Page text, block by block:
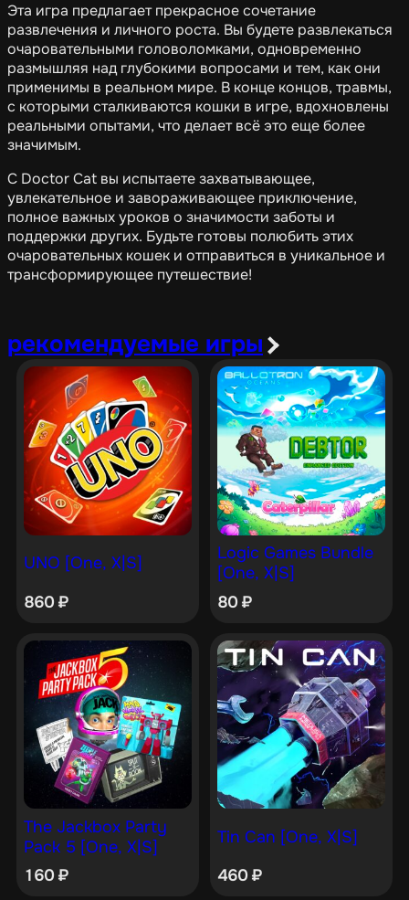
Эта игра предлагает прекрасное сочетание
развлечения и личного роста. Вы будете развлекаться
очаровательными головоломками, одновременно
размышляя над глубокими вопросами и тем, как они
применимы в реальном мире. В конце концов, травмы,
с которыми сталкиваются кошки в игре, вдохновлены
реальными опытами, что делает всё это еще более
значимым.
С Doctor Cat вы испытаете захватывающее,
увлекательное и завораживающее приключение,
полное важных уроков о значимости заботы и
поддержки других. Будьте готовы полюбить этих
очаровательных кошек и отправиться в уникальное и
трансформирующее путешествие!
рекомендуемые игры
UNO [One, X|S]
860₽
Logic Games Bundle
[One, X|S]
80₽
The Jackbox Party
Pack 5 [One, X|S]
160₽
Tin Can [One, X|S]
460₽